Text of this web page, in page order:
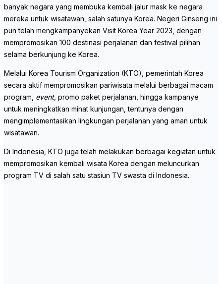
banyak negara yang membuka kembali jalur mask ke negara
mereka untuk wisatawan, salah satunya Korea. Negeri Ginseng ini
pun telah mengkampanyekan Visit Korea Year 2023, dengan
mempromosikan 100 destinasi perjalanan dan festival pilihan
selama berkunjung ke Korea.
Melalui Korea Tourism Organization (KTO), pemerintah Korea
secara aktif mempromosikan pariwisata melalui berbagai macam
program, event, promo paket perjalanan, hingga kampanye
untuk meningkatkan minat kunjungan, tentunya dengan
mengimplementasikan lingkungan perjalanan yang aman untuk
wisatawan.
Di Indonesia, KTO juga telah melakukan berbagai kegiatan untuk
mempromosikan kembali wisata Korea dengan meluncurkan
program TV di salah satu stasiun TV swasta di Indonesia.